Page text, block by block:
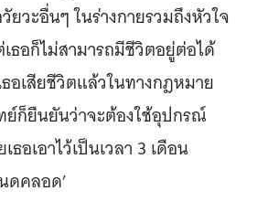
ยวะอื่นๆ ในร่างกายรวมถึงหัวใจ
ธอก็ไม่สามารถมีชีวิตอยู่ต่อได้
อเสียชีวิตแล้วในทางกฎหมาย
ก็ยืนยันว่าจะต้องใช้อุปกรณ์
ธอเอาไว้เป็นเวลา 3 เดือน
ดคลอด’